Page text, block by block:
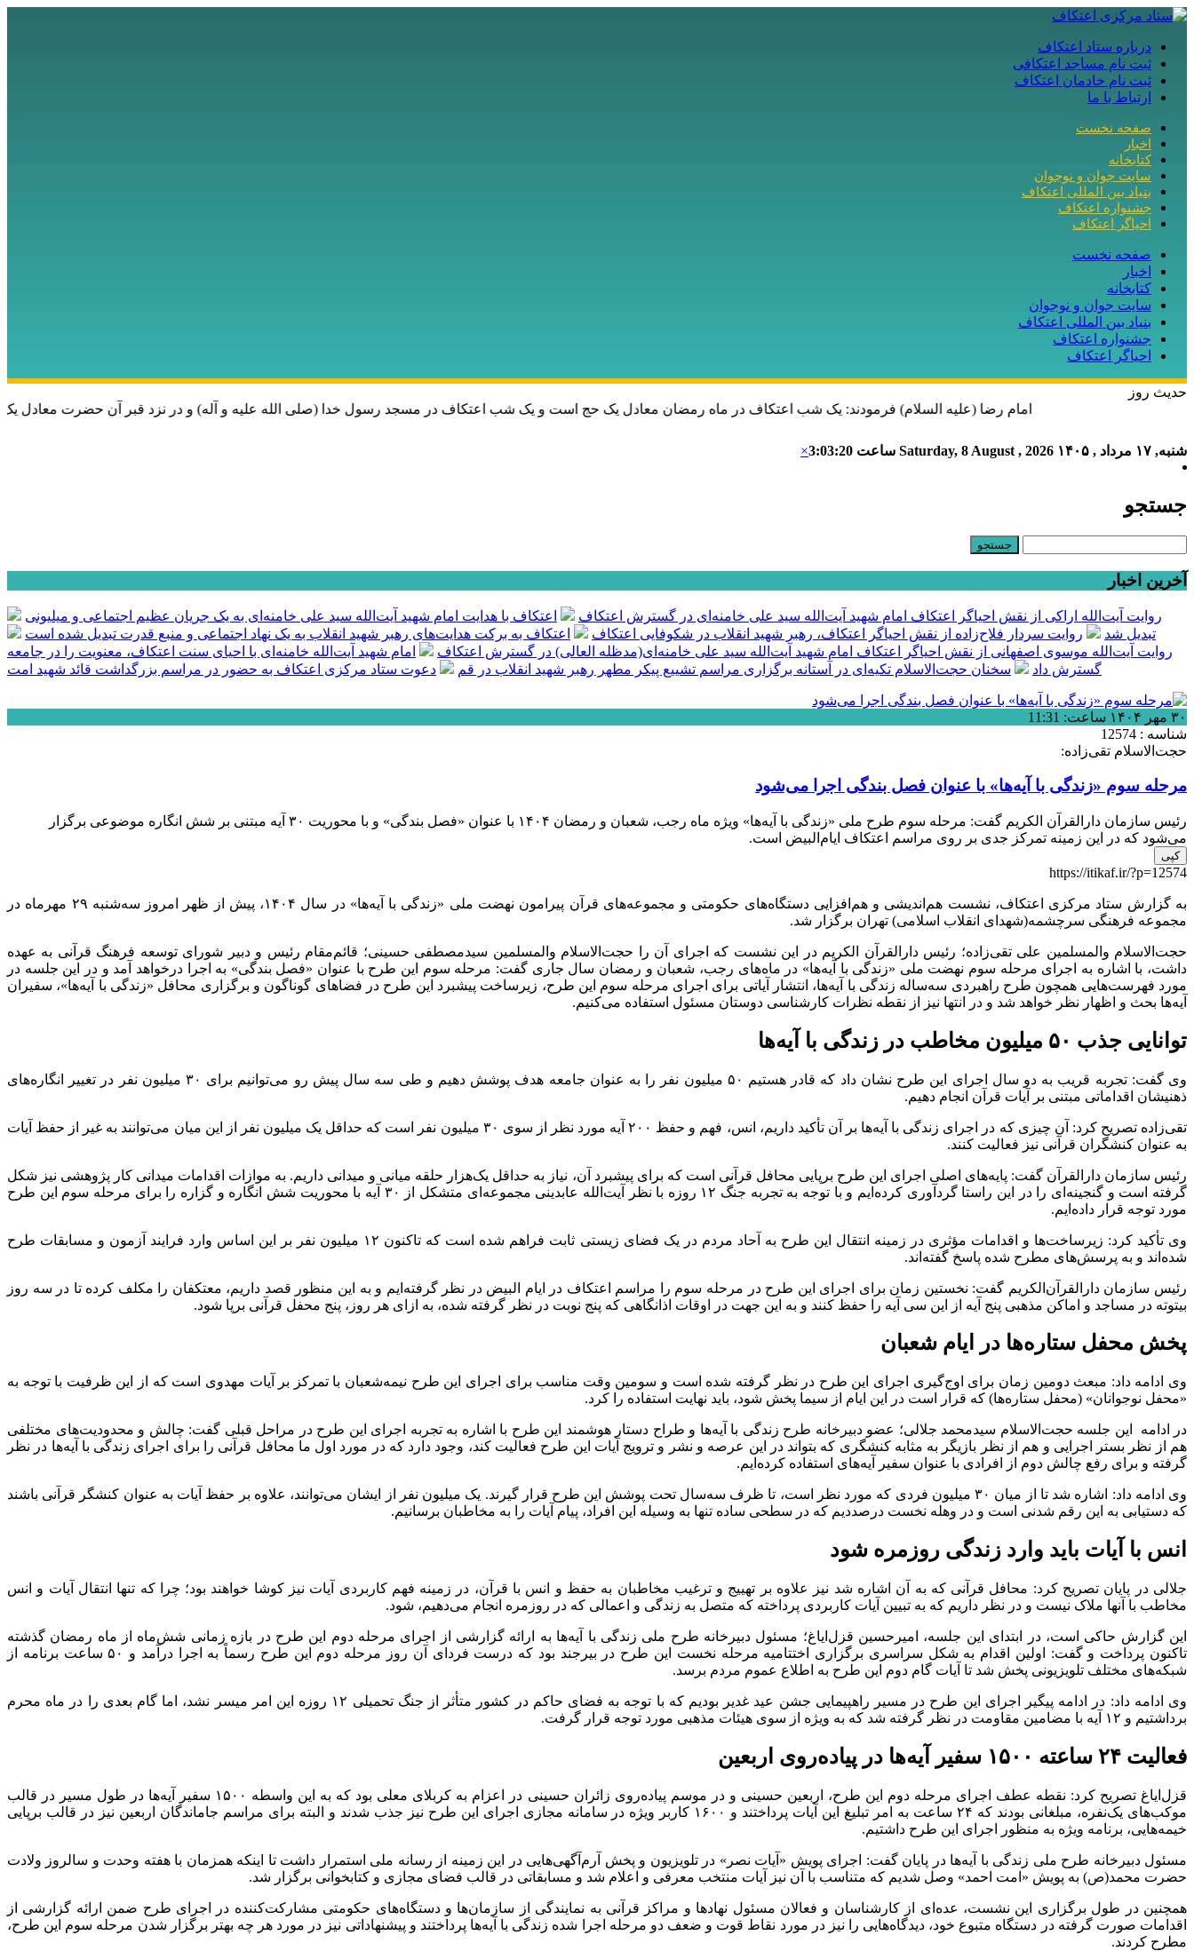
درباره ستاد اعتکاف
ثبت نام مساجد اعتکافی
ثبت نام خادمان اعتکاف
ارتباط با ما
صفحه نخست
اخبار
کتابخانه
سایت جوان و نوجوان
بنیاد بین المللی اعتکاف
جشنواره اعتکاف
احیاگر اعتکاف
صفحه نخست
اخبار
کتابخانه
سایت جوان و نوجوان
بنیاد بین المللی اعتکاف
جشنواره اعتکاف
احیاگر اعتکاف
حدیث روز
امام رضا (علیه السلام) فرمودند: یک شب اعتکاف در ماه رمضان معادل یک حج است و یک شب اعتکاف در مسجد رسول خدا (صلی الله علیه و آله) و در نزد قبر آن حضرت معادل یک حج و
شنبه, ۱۷ مرداد , ۱۴۰۵ Saturday, 8 August , 2026 ساعت 3:03:21
×
جستجو
آخرین اخبار
روایت آیت‌الله اراکی از نقش احیاگر اعتکاف امام شهید آیت‌الله سید علی خامنه‌ای در گسترش اعتکاف
اعتکاف با هدایت امام شهید آیت‌الله سید علی خامنه‌ای به یک جریان عظیم اجتماعی و میلیونی
تبدیل شد
روایت سردار فلاح‌زاده از نقش احیاگر اعتکاف، رهبر شهید انقلاب در شکوفایی اعتکاف
اعتکاف به برکت هدایت‌های رهبر شهید انقلاب به یک نهاد اجتماعی و منبع قدرت تبدیل شده است
روایت آیت‌الله موسوی اصفهانی از نقش احیاگر اعتکاف امام شهید آیت‌الله سید علی خامنه‌ای(مدظله العالی) در گسترش اعتکاف
امام شهید آیت‌الله خامنه‌ای با احیای سنت اعتکاف، معنویت را در جامعه
گسترش داد
سخنان حجت‌الاسلام تکیه‌ای در آستانه برگزاری مراسم تشییع پیکر مطهر رهبر شهید انقلاب در قم دعوت ستاد مرکزی اعتکاف به حضور در مراسم بزرگداشت قائد شهید امت
۳۰ مهر ۱۴۰۴ ساعت: 11:31
شناسه : 12574
حجت‌الاسلام تقی‌زاده:
مرحله سوم «زندگی با آیه‌ها» با عنوان فصل بندگی اجرا می‌شود
رئیس سازمان دارالقرآن‌ الکریم گفت: مرحله سوم طرح ملی «زندگی با آیه‌ها» ویژه ماه رجب، شعبان و رمضان ۱۴۰۴ با عنوان «فصل بندگی» و با محوریت ۳۰ آیه مبتنی بر شش انگاره موضوعی برگزار
می‌شود که در این زمینه تمرکز جدی بر روی مراسم اعتکاف ایام‌البیض است.
کپی
https://itikaf.ir/?p=12574
به گزارش ستاد مرکزی اعتکاف، نشست هم‌اندیشی و هم‌افزایی دستگاه‌های حکومتی و مجموعه‌های قرآن پیرامون نهضت ملی «زندگی با آیه‌ها» در سال ۱۴۰۴، پیش از ظهر امروز سه‌شنبه ۲۹ مهرماه در
مجموعه فرهنگی سرچشمه(شهدای انقلاب اسلامی) تهران برگزار شد.
حجت‌الاسلام‌ و‌المسلمین علی تقی‌زاده؛ رئیس دارالقرآن‌ الکریم در این نشست که اجرای آن را حجت‌الاسلام‌ و‌المسلمین سیدمصطفی حسینی؛ قائم‌مقام رئیس و دبیر شورای توسعه فرهنگ قرآنی به عهده
داشت، با اشاره به اجرای مرحله سوم نهضت ملی «زندگی با آیه‌ها» در ماه‌های رجب، شعبان و رمضان سال جاری گفت: مرحله سوم این طرح با عنوان «فصل بندگی» به اجرا درخواهد آمد و در این جلسه در
مورد فهرست‌هایی همچون طرح راهبردی سه‌ساله زندگی با آیه‌ها، انتشار آیاتی برای اجرای مرحله سوم این طرح، زیرساخت پیشبرد این طرح در فضاهای گوناگون و برگزاری محافل «زندگی با آیه‌ها»، سفیران
آیه‌ها بحث و اظهار نظر خواهد شد و در انتها نیز از نقطه نظرات کارشناسی دوستان مسئول استفاده می‌کنیم.
توانایی جذب ۵۰ میلیون مخاطب در زندگی با آیه‌ها
وی گفت: تجربه قریب به دو سال اجرای این طرح نشان داد که قادر هستیم ۵۰ میلیون نفر را به عنوان جامعه هدف پوشش دهیم و طی سه‌ سال پیش رو می‌توانیم برای ۳۰ میلیون نفر در تغییر انگاره‌های
ذهنیشان اقداماتی مبتنی بر آیات قرآن انجام دهیم.
تقی‌زاده تصریح کرد: آن چیزی که در اجرای زندگی با آیه‌ها بر آن تأکید داریم، انس، فهم و حفظ ۲۰۰ آیه مورد نظر از سوی ۳۰ میلیون نفر است که حداقل یک‌ میلیون نفر از این میان می‌توانند به غیر از حفظ آیات
به عنوان کنشگران قرآنی نیز فعالیت کنند.
رئیس سازمان دارالقرآن گفت: پایه‌های اصلی اجرای این طرح برپایی محافل قرآنی است که برای پیشبرد آن، نیاز به حداقل یک‌هزار حلقه میانی و میدانی داریم. به موازات اقدامات میدانی کار پژوهشی نیز شکل
گرفته است و گنجینه‌ای را در این راستا گردآوری کرده‌ایم و با توجه به تجربه جنگ ۱۲ روزه با نظر آیت‌الله عابدینی مجموعه‌ای متشکل از ۳۰ آیه با محوریت شش انگاره و گزاره را برای مرحله سوم این طرح
مورد توجه قرار داده‌ایم.
وی تأکید کرد: زیرساخت‌ها و اقدامات مؤثری در زمینه انتقال این طرح به آحاد مردم در یک فضای زیستی ثابت فراهم شده است که تاکنون ۱۲ میلیون نفر بر این اساس وارد فرایند آزمون و مسابقات طرح
شده‌اند و به پرسش‌های مطرح شده پاسخ گفته‌اند.
رئیس سازمان دارالقرآن‌الکریم گفت: نخستین زمان برای اجرای این طرح در مرحله سوم را مراسم اعتکاف در ایام البیض در نظر گرفته‌ایم و به این منظور قصد داریم، معتکفان را مکلف کرده تا در سه روز
بیتوته در مساجد و اماکن مذهبی پنج آیه از این سی آیه را حفظ کنند و به این جهت در اوقات اذانگاهی که پنج نوبت در نظر گرفته شده، به ازای هر روز، پنج محفل قرآنی برپا شود.
پخش محفل ستاره‌ها در ایام شعبان
وی ادامه داد: مبعث دومین زمان برای اوج‌گیری اجرای این طرح در نظر گرفته شده است و سومین وقت مناسب برای اجرای این طرح نیمه‌شعبان با تمرکز بر آیات مهدوی است که از این ظرفیت با توجه به
«محفل نوجوانان» (محفل ستاره‌ها) که قرار است در این ایام از سیما پخش شود، باید نهایت استفاده را کرد.
در ادامه این جلسه حجت‌الاسلام سیدمحمد جلالی؛ عضو دبیرخانه طرح زندگی با آیه‌ها و طراح دستار هوشمند این طرح با اشاره به تجربه اجرای این طرح در مراحل قبلی گفت: چالش و محدودیت‌های مختلفی
هم از نظر بستر اجرایی و هم از نظر بازیگر به مثابه کنشگری که بتواند در این عرصه و نشر و ترویج آیات این طرح فعالیت کند، وجود دارد که در مورد اول ما محافل قرآنی را برای اجرای زندگی با آیه‌ها در نظر
گرفته و برای رفع چالش دوم از افرادی با عنوان سفیر آیه‌های استفاده کرده‌ایم.
وی ادامه داد: اشاره شد تا از میان ۳۰ میلیون فردی که مورد نظر است، تا ظرف سه‌سال تحت پوشش این طرح قرار گیرند. یک میلیون نفر از ایشان می‌توانند، علاوه بر حفظ آیات به عنوان کنشگر قرآنی باشند
که دستیابی به این رقم شدنی است و در وهله نخست درصددیم که در سطحی ساده تنها به وسیله این افراد، پیام آیات را به مخاطبان برسانیم.
انس با آیات باید وارد زندگی روزمره شود
جلالی در پایان تصریح کرد: محافل قرآنی که به آن اشاره شد نیز علاوه بر تهییج و ترغیب مخاطبان به حفظ و انس با قرآن، در زمینه فهم کاربردی آیات نیز کوشا خواهند بود؛ چرا که تنها انتقال آیات و انس
مخاطب با آنها ملاک نیست و در نظر داریم که به تبیین آیات کاربردی پرداخته که متصل به زندگی و اعمالی که در روزمره انجام می‌دهیم، شود.
این گزارش حاکی است، در ابتدای این جلسه، امیرحسین قزل‌ایاغ؛ مسئول دبیرخانه طرح ملی زندگی با آیه‌ها به ارائه گزارشی از اجرای مرحله دوم این طرح در بازه زمانی شش‌ماه از ماه رمضان گذشته
تاکنون پرداخت و گفت: اولین اقدام به شکل سراسری برگزاری اختتامیه مرحله نخست این طرح در بیرجند بود که درست فردای آن روز مرحله دوم این طرح رسماً به اجرا درآمد و ۵۰ ساعت برنامه از
شبکه‌های مختلف تلویزیونی پخش شد تا آیات گام دوم این طرح به اطلاع عموم مردم برسد.
وی ادامه داد: در ادامه پیگیر اجرای این طرح در مسیر راهپیمایی جشن عید غدیر بودیم که با توجه به فضای حاکم در کشور متأثر از جنگ تحمیلی ۱۲ روزه این امر میسر نشد، اما گام بعدی را در ماه محرم
برداشتیم و ۱۲ آیه با مضامین مقاومت در نظر گرفته شد که به ویژه از سوی هیئات مذهبی مورد توجه قرار گرفت.
فعالیت ۲۴ ساعته ۱۵۰۰ سفیر آیه‌ها در پیاده‌روی اربعین
قزل‌ایاغ تصریح کرد: نقطه عطف اجرای مرحله دوم این طرح، اربعین حسینی و در موسم پیاده‌روی زائران حسینی در اعزام به کربلای معلی بود که به این واسطه ۱۵۰۰ سفیر آیه‌ها در طول مسیر در قالب
موکب‌های یک‌نفره، مبلغانی بودند که ۲۴ ساعت به امر تبلیغ این آیات پرداختند و ۱۶۰۰ کاربر ویژه در سامانه مجازی اجرای این طرح نیز جذب شدند و البته برای مراسم جاماندگان اربعین نیز در قالب برپایی
خیمه‌هایی، برنامه ویژه به منظور اجرای این طرح داشتیم.
مسئول دبیرخانه طرح ملی زندگی با آیه‌ها در پایان گفت: اجرای پویش «آیات نصر» در تلویزیون و پخش آرم‌آگهی‌هایی در این زمینه از رسانه ملی استمرار داشت تا اینکه همزمان با هفته وحدت و سالروز ولادت
حضرت محمد(ص) به پویش «امت احمد» وصل شدیم که متناسب با آن نیز آیات منتخب معرفی و اعلام شد و مسابقاتی در قالب فضای مجازی و کتابخوانی برگزار شد.
همچنین در طول برگزاری این نشست، عده‌ای از کارشناسان و فعالان مسئول نهادها و مراکز قرآنی به نمایندگی از سازمان‌ها و دستگاه‌های حکومتی مشارکت‌کننده در اجرای طرح ضمن ارائه گزارشی از
اقدامات صورت گرفته در دستگاه متبوع خود، دیدگاه‌هایی را نیز در مورد نقاط قوت و ضعف دو مرحله اجرا شده زندگی با آیه‌ها پرداختند و پیشنهاداتی نیز در مورد هر چه بهتر برگزار شدن مرحله سوم این طرح،
مطرح کردند.